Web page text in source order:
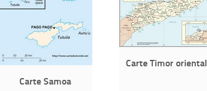
Carte Samoa
Carte Timor oriental